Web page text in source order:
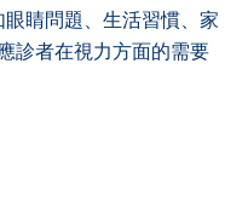
睛問題、生活習慣、家
診者在視力方面的需要